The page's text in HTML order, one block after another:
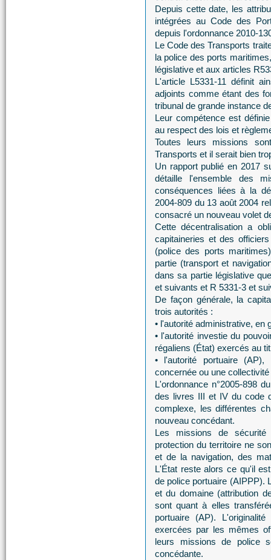
Depuis cette date, les
intégrées au Code des
depuis l'ordonnance 2010-
Le Code des Transports
la police des ports
législative et aux articles
L'article L5331-11 définit
adjoints comme étant des
tribunal de grande instance
Leur compétence est
au respect des lois et
Toutes leurs missions
Transports et il serait bien
Un rapport publié en 2017
détaille l'ensemble des
conséquences liées à la
2004-809 du 13 août 2004
consacré un nouveau volet
Cette décentralisation a
capitaineries et des
(police des ports
partie (transport et
dans sa partie législative
et suivants et R 5331-3 et
De façon générale, la
trois autorités :
• l'autorité administrative, en
• l'autorité investie du
régaliens (État) exercés au
• l'autorité portuaire
concernée ou une
L'ordonnance n°2005-898
des livres III et IV du code
complexe, les différentes
nouveau concédant.
Les missions de sécurité
protection du territoire ne
et de la navigation, des
L'État reste alors ce qu'il
de police portuaire (AIPPP).
et du domaine (attribution
sont quant à elles
portuaire (AP).
exercées par les mêmes
leurs missions de police
concédante.